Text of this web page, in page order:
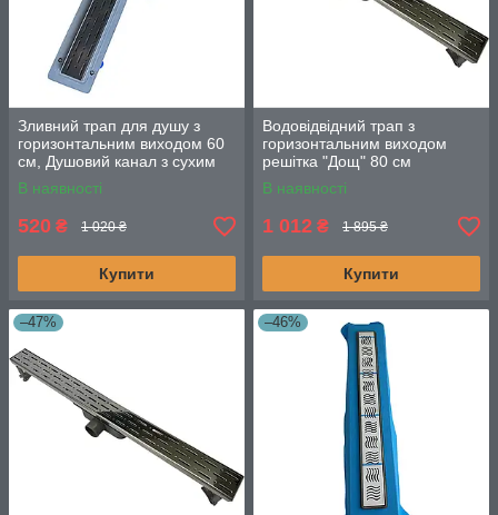
Зливний трап для душу з
горизонтальним виходом 60
см, Душовий канал з сухим
затвором, чорна решітка
В наявності
520 ₴ 1 020 ₴
Купити
Водовідвідний трап з
горизонтальним виходом
решітка "Дощ" 80 см
В наявності
1 012 ₴ 1 895 ₴
Купити
–47% –46%